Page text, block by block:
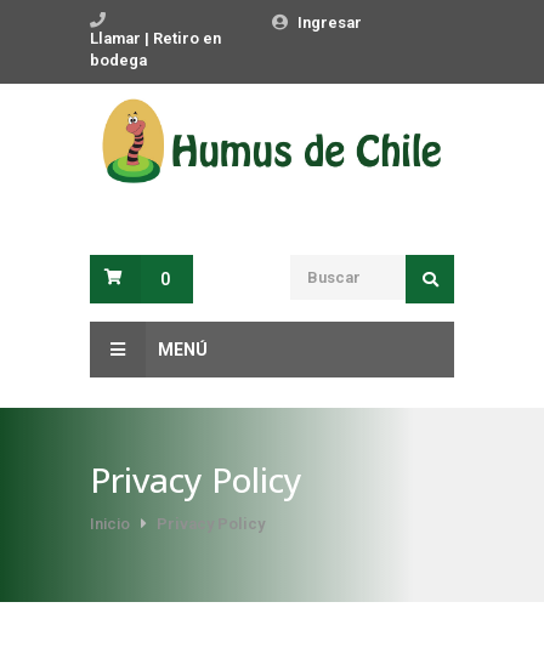
Llamar | Retiro en
bodega
Ingresar
0
MENÚ
Privacy Policy
Inicio Privacy Policy